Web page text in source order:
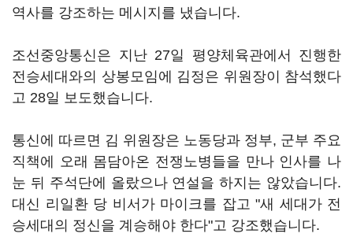
역사를 강조하는 메시지를 냈습니다.
조선중앙통신은 지난 27일 평양체육관에서 진행한
전승세대와의 상봉모임에 김정은 위원장이 참석했다
고 28일 보도했습니다.
통신에 따르면 김 위원장은 노동당과 정부, 군부 주요
직책에 오래 몸담아온 전쟁노병들을 만나 인사를 나
눈 뒤 주석단에 올랐으나 연설을 하지는 않았습니다.
대신 리일환 당 비서가 마이크를 잡고 "새 세대가 전
승세대의 정신을 계승해야 한다"고 강조했습니다.